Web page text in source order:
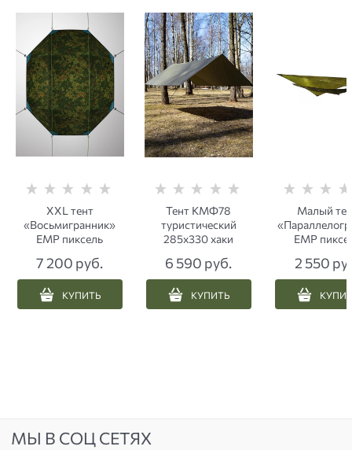
XXL тент
«Восьмигранник»
ЕМР пиксель
7 200 руб.
КУПИТЬ
Тент КМФ78
туристический
285х330 хаки
6 590 руб.
КУПИТЬ
Малый
ЕМР
2 550
МЫ В СОЦ СЕТЯХ